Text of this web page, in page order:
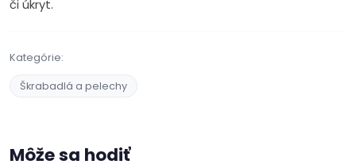
či úkryt.
Kategórie:
Škrabadlá a pelechy
Môže sa hodiť